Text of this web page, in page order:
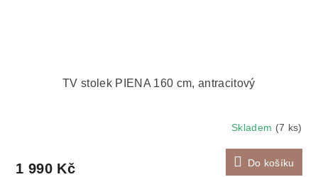
TV stolek PIENA 160 cm, antracitový
Skladem (7 ks)
1 990 Kč Do košíku